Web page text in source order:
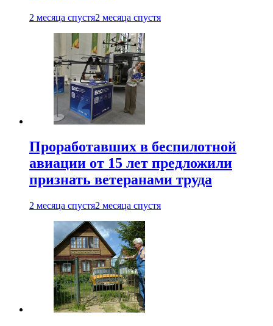
2 месяца спустя2 месяца спустя
Проработавших в беспилотной
авиации от 15 лет предложили
признать ветеранами труда
2 месяца спустя2 месяца спустя